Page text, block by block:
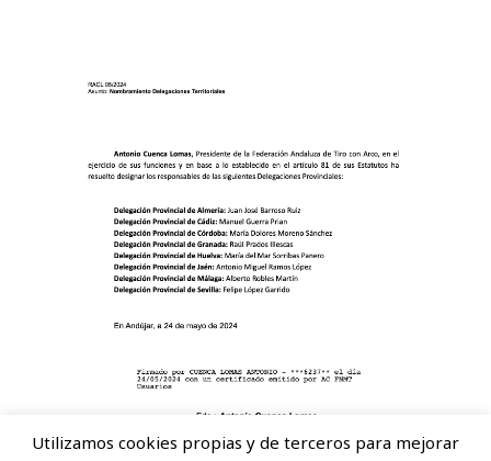
Utilizamos cookies propias y de terceros para mejorar